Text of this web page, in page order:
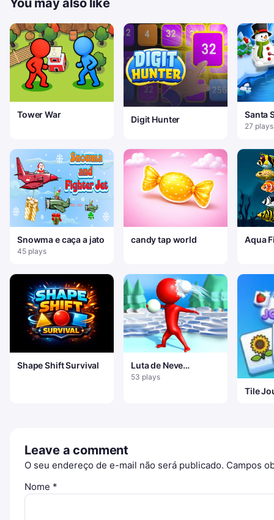
You may also like
Tower War Digit Hunter
Santa
Jump
27 plays
Snowma e caça a jato
45 plays
candy tap world Aqua
Shape Shift Survival
Luta de Neve
StickMan
53 plays
Tile
Leave a comment
O seu endereço de e-mail não será publicado. Campos
Nome *